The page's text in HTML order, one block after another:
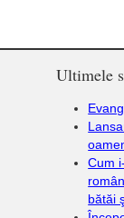
Ultimele
Cum
bătăi